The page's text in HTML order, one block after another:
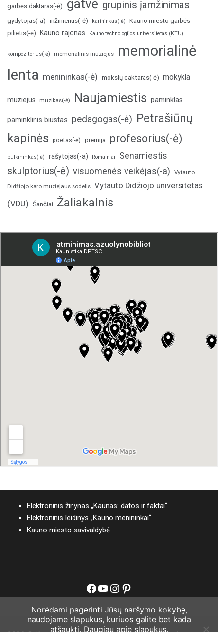
garbės daktaras(-ė) gatvė grupinis įamžinimas
gydytojas(-a) inžinierius(-ė) karininkas(-ė)
Kauno miesto garbės
pilietis(-ė)
Kauno rajonas Kauno technologijos universitetas (KTU)
kompozitorius(-ė) memorialinis muziejus
memorialinė
lenta menininkas(-ė) mokslų daktaras(-ė) mokykla
muziejus muzikas(-ė) Naujamiestis paminklas
paminklinis biustas pedagogas(-ė) Petrašiūnų
kapinės poetas(-ė) premija profesorius(-ė)
pulkininkas(-ė) rašytojas(-a) Romainiai Senamiestis
skulptorius(-ė) visuomenės veikėjas(-a) Vytauto
Didžiojo karo muziejaus sodelis Vytauto Didžiojo universitetas
(VDU) Šančiai Žaliakalnis
Elektroninis žinynas „Kaunas: datos ir faktai“
Elektroninis leidinys „Kauno menininkai“
Kauno miesto savivaldybė
Facebook
YouTube
Instagram
Pinterest
Norėdami pagerinti Jūsų naršymo kokybę,
naudojame slapukus, kuriuos galite bet kada
atšaukti. Daugiau apie slapukus.